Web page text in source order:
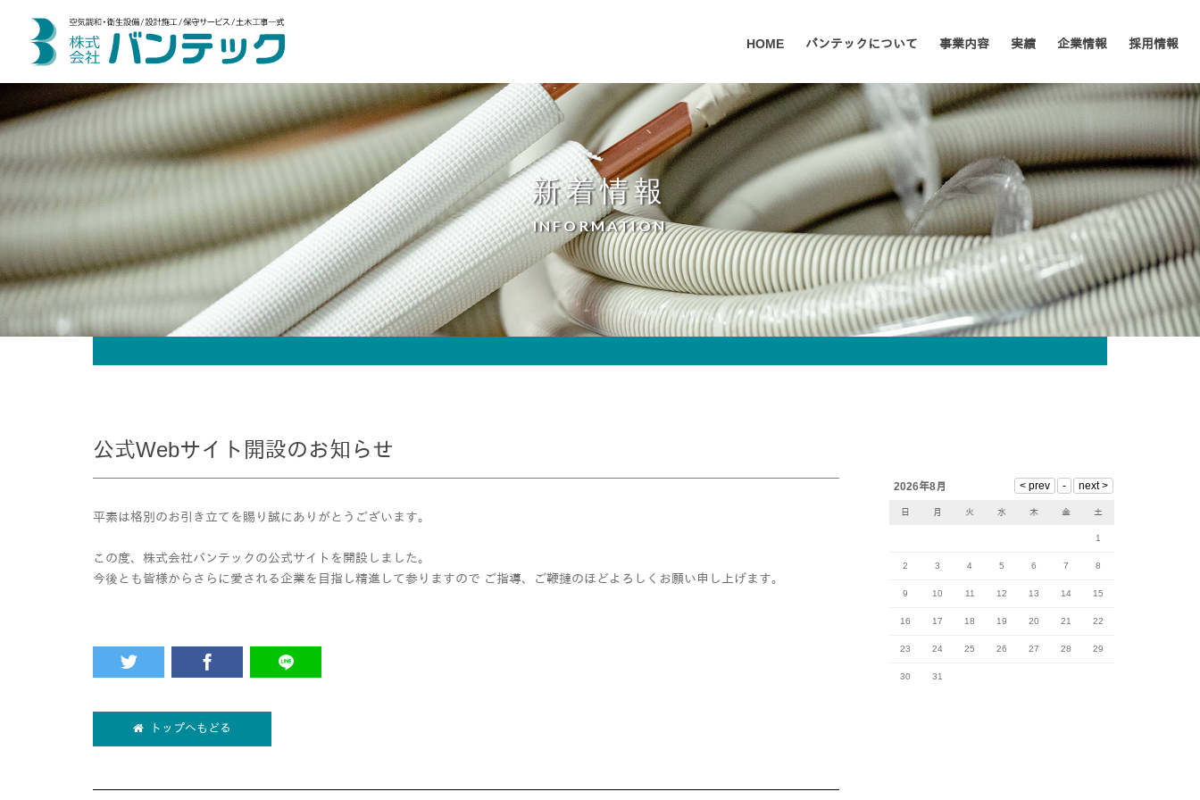
HOME バンテックについて 事業内容 実績 企業情報 採用情報
新着情報
INFORMATION
公式Webサイト開設のお知らせ
平素は格別のお引き立てを賜り誠にありがとうございます。
この度、株式会社バンテックの公式サイトを開設しました。
今後とも皆様からさらに愛される企業を目指し精進して参りますので ご指導、ご鞭撻のほどよろしくお願い申し上げます。
トップへもどる
2026年8月
日 月 火 水 木 金 土
1
2 3 4 5 6 7 8
9 10 11 12 13 14 15
16 17 18 19 20 21 22
23 24 25 26 27 28 29
30 31